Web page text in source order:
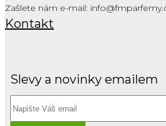
Zašlete nám e-mail:
Kontakt
Slevy a novinky emailem